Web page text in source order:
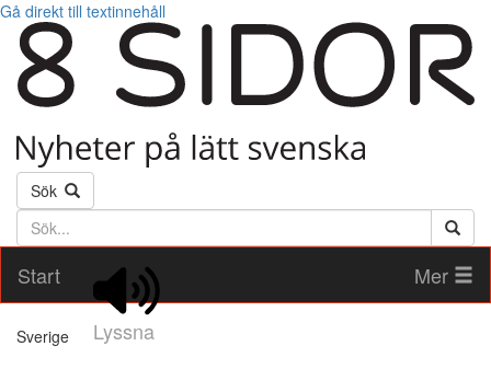
Gå direkt till textinnehåll
Sök
Söktext
Start
Lyssna
Mer
Sverige